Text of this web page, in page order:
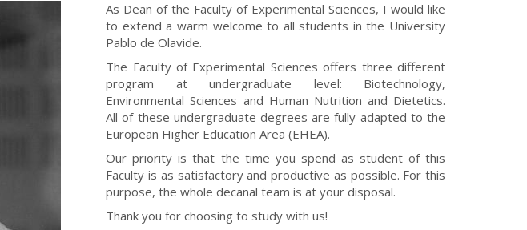
As Dean of the Faculty of Experimental Sciences, I would like
to extend a warm welcome to all students in the University
Pablo de Olavide.
The Faculty of Experimental Sciences offers three different
program at undergraduate level: Biotechnology,
Environmental Sciences and Human Nutrition and Dietetics.
All of these undergraduate degrees are fully adapted to the
European Higher Education Area (EHEA).
Our priority is that the time you spend as student of this
Faculty is as satisfactory and productive as possible. For this
purpose, the whole decanal team is at your disposal.
Thank you for choosing to study with us!